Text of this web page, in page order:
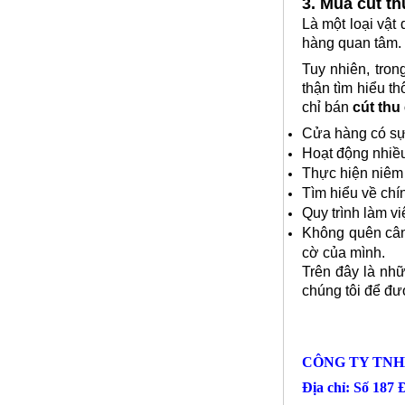
3. Mua cút
Là một loại vật
hàng quan
Tuy nhiên,
thận tìm hiểu
chỉ bán cút thu
Cửa hàng có
Hoạt động
Thực hiện
Tìm hiểu về
Quy trình làm
Không quên
cờ của mình.
Trên đây là
chúng tôi để
CÔNG TY
Địa chỉ: Số 187